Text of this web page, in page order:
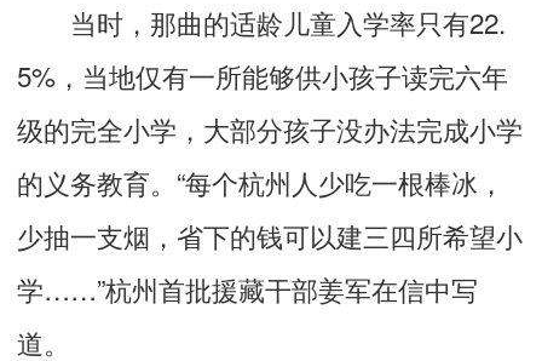
当时，那曲的适龄儿童入学率只有22.
5%，当地仅有一所能够供小孩子读完六年
级的完全小学，大部分孩子没办法完成小学
的义务教育。“每个杭州人少吃一根棒冰，
少抽一支烟，省下的钱可以建三四所希望小
学……”杭州首批援藏干部姜军在信中写
道。